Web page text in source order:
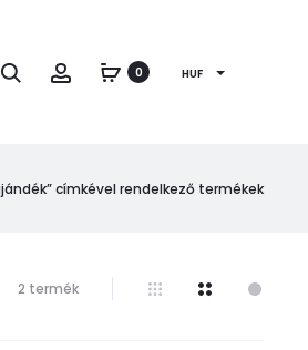
Keresés 0 HUF
címkével rendelkező termékek
2 termékMind